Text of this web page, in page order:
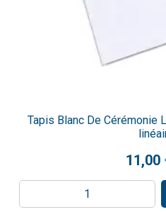
Tapis Blanc De Cérémonie
11,00